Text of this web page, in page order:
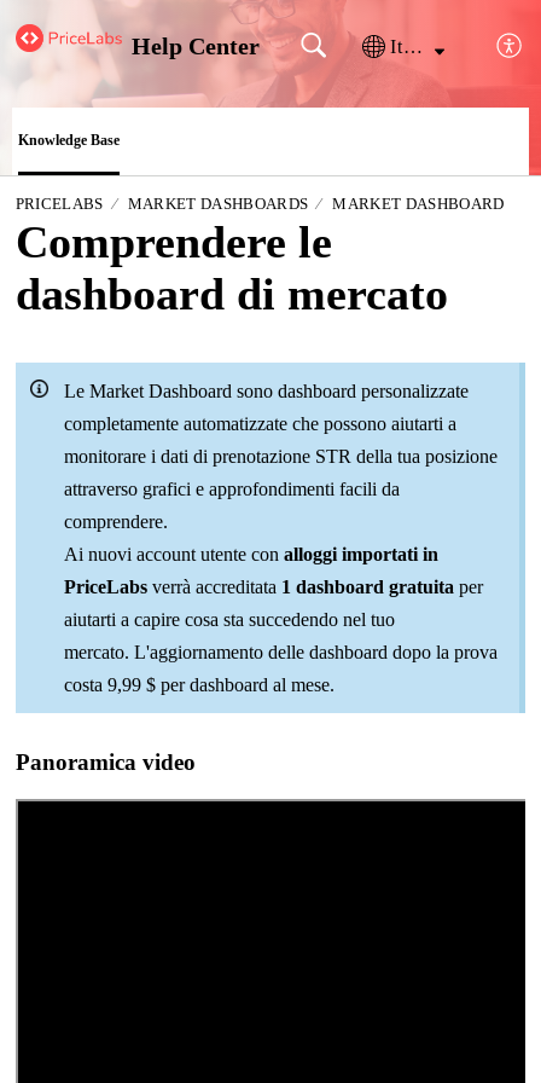
Help Center Italiano
Knowledge Base
PRICELABS MARKET DASHBOARDS MARKET DASHBOARD
Comprendere le
dashboard di mercato
Le Market Dashboard sono dashboard personalizzate
completamente automatizzate che possono aiutarti a
monitorare i dati di prenotazione STR della tua posizione
attraverso grafici e approfondimenti facili da
comprendere.
Ai nuovi account utente con alloggi importati in
PriceLabsverrà accreditata 1 dashboard gratuita per
aiutarti a capire cosa sta succedendo nel tuo
mercato. L'aggiornamento delle dashboard dopo la prova
costa 9,99 $ per dashboard al mese.
Panoramica video